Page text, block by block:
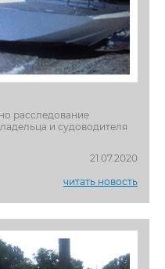
расследование
и судоводителя
21.07.2020
читать новость